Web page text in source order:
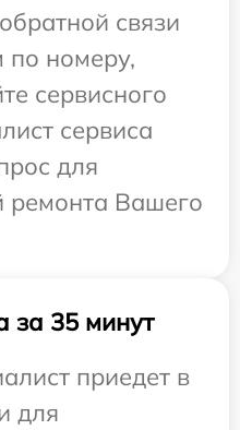
связи
по номеру,
сервисного
сервиса
для
ремонта Вашего
за 35 минут
приедет в
для